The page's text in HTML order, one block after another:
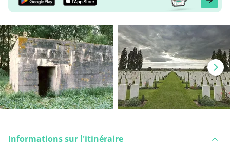
Informations sur l'itinéraire